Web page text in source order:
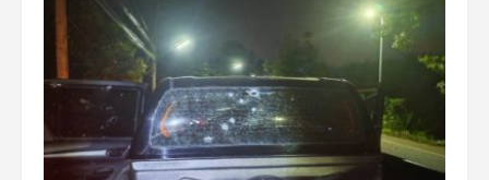
pick‑up
l’ISOC
utilisé
pour
une
tentative
d’assassinat
contre
un
député